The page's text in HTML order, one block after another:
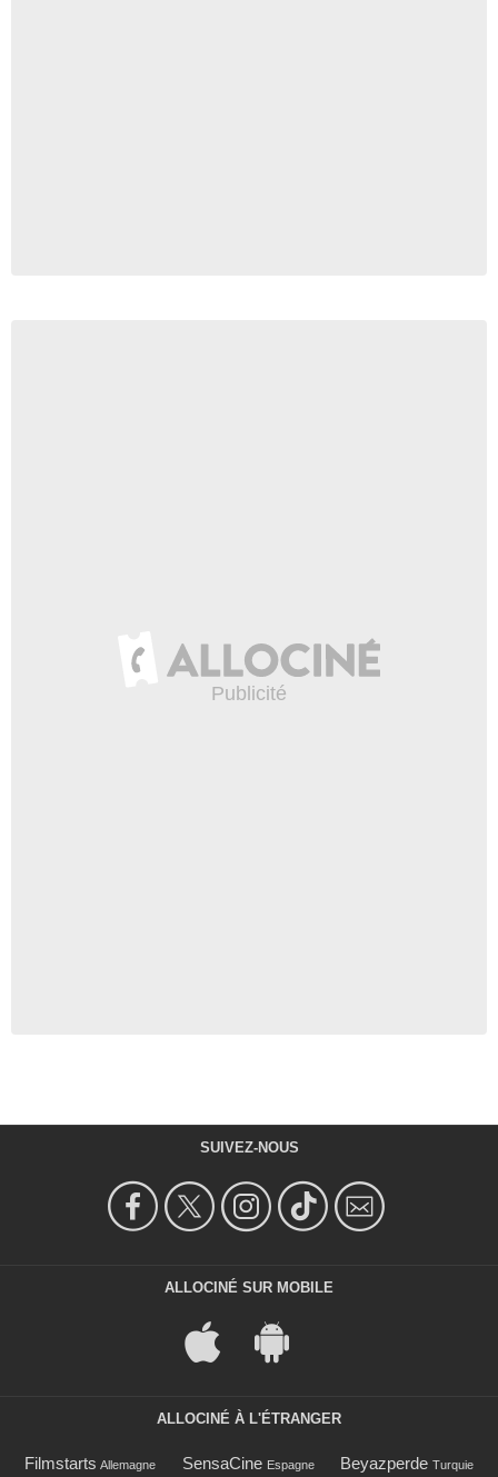
SUIVEZ-NOUS
ALLOCINÉ SUR MOBILE
ALLOCINÉ À L'ÉTRANGER
Filmstarts Allemagne SensaCine Espagne Beyazperde Turquie